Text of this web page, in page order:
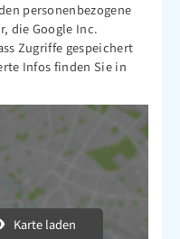
personenbezogene
die Google Inc.
Zugriffe gespeichert
Infos finden Sie in
Karte laden